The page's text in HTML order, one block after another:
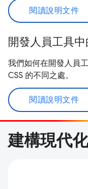
閱讀說明文件
開發人員工具
我們如何在開發人員
CSS 的不同之處。
閱讀說明文件
建構現代